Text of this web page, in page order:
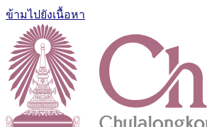
ข้ามไปยังเนื้อหา